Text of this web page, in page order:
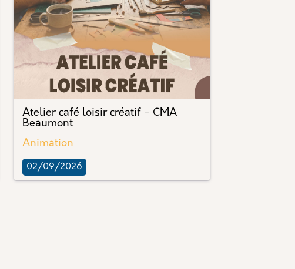
Atelier café loisir créatif - CMA
Beaumont
Animation
02/09/2026